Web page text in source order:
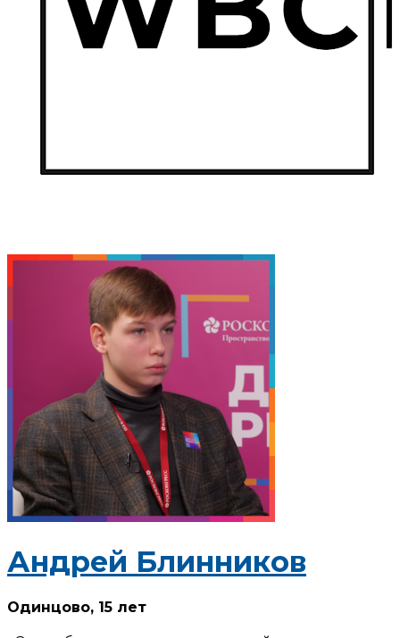
Андрей Блинников
Одинцово, 15 лет